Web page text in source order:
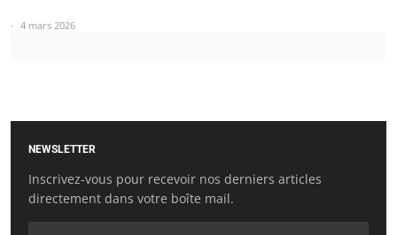
4 mars 2026
NEWSLETTER
Inscrivez-vous pour recevoir nos derniers articles
directement dans votre boîte mail.